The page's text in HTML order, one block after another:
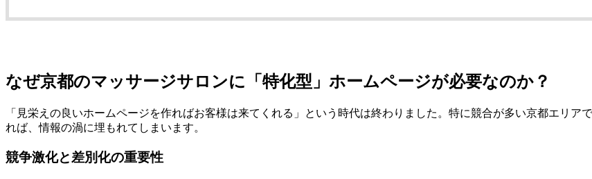
なぜ京都のマッサージサロンに「特化型」ホームページが必要なのか？
「見栄えの良いホームページを作ればお客様は来てくれる」という時代は終わりました。特に競合が多い京都エリア
れば、情報の渦に埋もれてしまいます。
競争激化と差別化の重要性